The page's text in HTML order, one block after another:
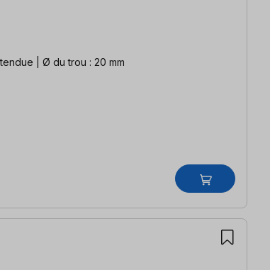
2200 x 800 mm étendue | Ø du trou : 20 mm